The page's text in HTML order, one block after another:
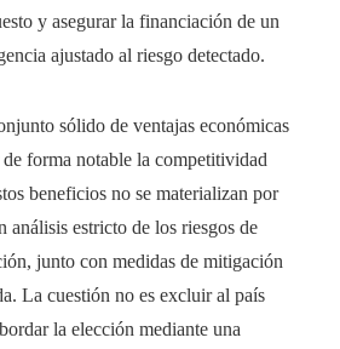
y asegurar la financiación de un
ajustado al riesgo detectado.
sólido de ventajas económicas
de forma notable la competitividad
beneficios no se materializan por
análisis estricto de los riesgos de
junto con medidas de mitigación
La cuestión no es excluir al país
la elección mediante una